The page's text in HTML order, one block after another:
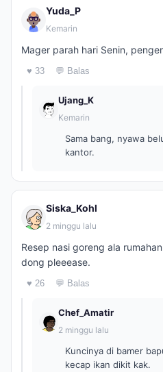
Yuda_P
Kemarin
Mager parah hari Senin,
♥ 33 💬 Balas
Ujang_K
Kemarin
Sama bang, nyawa
kantor.
Siska_Kohl
2 minggu lalu
Resep nasi goreng ala
dong pleeease.
♥ 26 💬 Balas
Chef_Amatir
2 minggu lalu
Kuncinya di bamer
kecap ikan dikit kak.